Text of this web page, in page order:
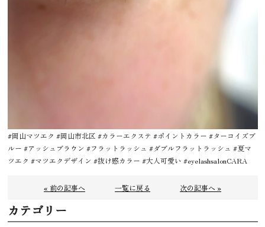
#岡山マツエク #岡山市北区 #カラーエクステ #ポイントカラー #ターコイズブ
ルー #アッシュブラウン #フラットラッシュ #ダブルフラットラッシュ #夏マ
ツエク #マツエクデザイン #抜け感カラー #大人可愛い #eyelashsalonCARA
« 前の記事へ 一覧に戻る 次の記事へ »
カテゴリー